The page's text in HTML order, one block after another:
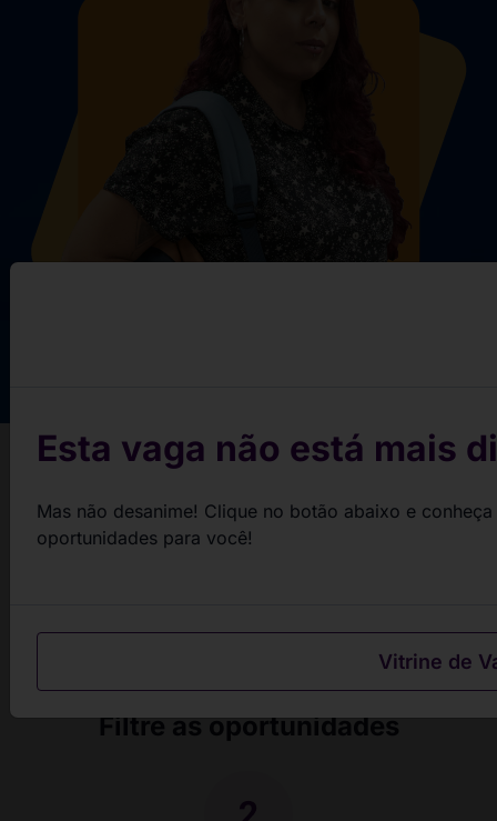
Conquiste sua vaga em 3
passos
Filtre as oportunidades
Esta vaga não está mais
Mas não desanime! Clique no botão abaixo e
oportunidades para você!
Vitrine de